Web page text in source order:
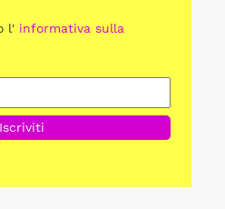
l' informativa sulla